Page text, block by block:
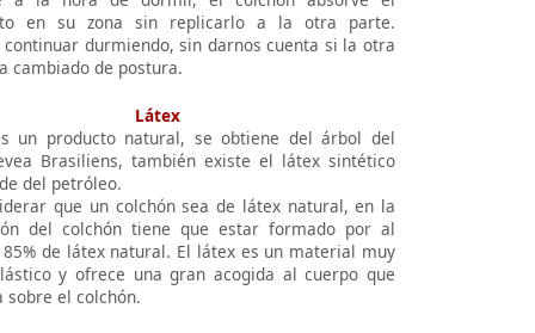
en su zona sin replicarlo a la otra parte.
continuar durmiendo, sin darnos cuenta si la otra
cambiado de postura.
Látex
un producto natural, se obtiene del árbol del
Brasiliens, también existe el látex sintético
del petróleo.
que un colchón sea de látex natural, en la
del colchón tiene que estar formado por al
85% de látex natural. El látex es un material muy
y ofrece una gran acogida al cuerpo que
sobre el colchón.